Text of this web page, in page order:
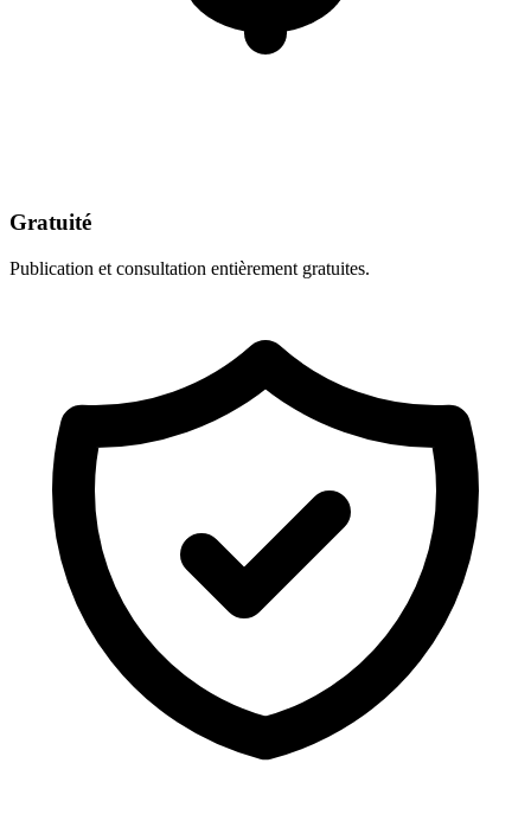
Gratuité
Publication et consultation entièrement gratuites.